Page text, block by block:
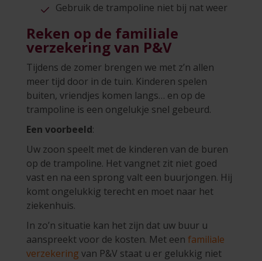
Gebruik de trampoline niet bij nat weer
Reken op de familiale
verzekering van P&V
Tijdens de zomer brengen we met z’n allen
meer tijd door in de tuin. Kinderen spelen
buiten, vriendjes komen langs… en op de
trampoline is een ongelukje snel gebeurd.
Een voorbeeld:
Uw zoon speelt met de kinderen van de buren
op de trampoline. Het vangnet zit niet goed
vast en na een sprong valt een buurjongen. Hij
komt ongelukkig terecht en moet naar het
ziekenhuis.
In zo’n situatie kan het zijn dat uw buur u
aanspreekt voor de kosten. Met een familiale
verzekering van P&V staat u er gelukkig niet